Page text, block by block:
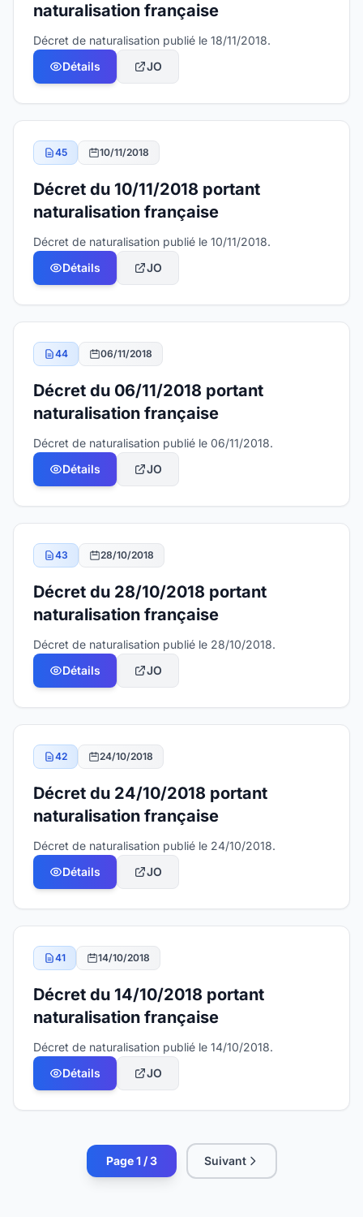
naturalisation française
Décret de naturalisation publié le 18/11/2018.
Détails
JO
45 10/11/2018
Décret du 10/11/2018 portant
naturalisation française
Décret de naturalisation publié le 10/11/2018.
Détails
JO
44 06/11/2018
Décret du 06/11/2018 portant
naturalisation française
Décret de naturalisation publié le 06/11/2018.
Détails
JO
43 28/10/2018
Décret du 28/10/2018 portant
naturalisation française
Décret de naturalisation publié le 28/10/2018.
Détails
JO
42 24/10/2018
Décret du 24/10/2018 portant
naturalisation française
Décret de naturalisation publié le 24/10/2018.
Détails
JO
41 14/10/2018
Décret du 14/10/2018 portant
naturalisation française
Décret de naturalisation publié le 14/10/2018.
Détails
JO
Page 1 / 3 Suivant